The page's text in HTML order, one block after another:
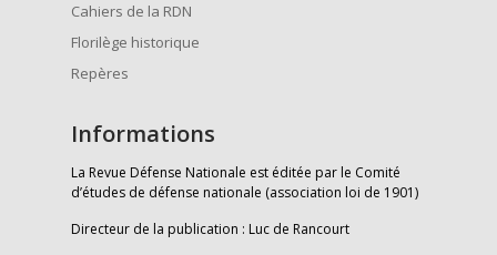
Cahiers de la RDN
Florilège historique
Repères
Informations
La Revue Défense Nationale est éditée par le Comité
d’études de défense nationale (association loi de 1901)
Directeur de la publication : Luc de Rancourt